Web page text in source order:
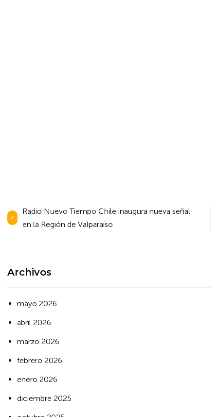
Navegación
de
Radio Nuevo Tiempo Chile inaugura nueva señal
en la Región de Valparaíso
Archivos
mayo 2026
abril 2026
marzo 2026
febrero 2026
enero 2026
diciembre 2025